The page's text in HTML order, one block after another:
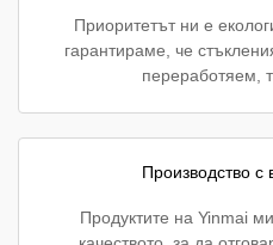
Приоритетът ни е
гарантираме, че
переработяем,
Производство с
Продуктите на Yinmai